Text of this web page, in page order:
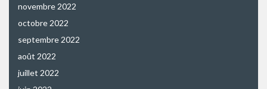
novembre 2022
octobre 2022
septembre 2022
août 2022
juillet 2022